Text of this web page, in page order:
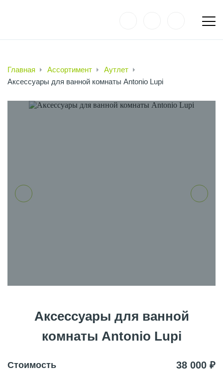
Главная Ассортимент
Аутлет
Аксессуары для ванной комнаты Antonio Lupi
Аксессуары для ванной
комнаты Antonio Lupi
Стоимость 38 000 ₽